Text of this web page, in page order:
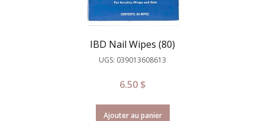
IBD Nail Wipes (80)
UGS: 039013608613
6.50 $
Ajouter au panier